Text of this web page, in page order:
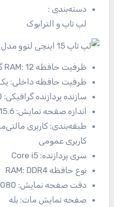
دسته‌بندی:
لپ تاپ و الترابوک
ظرفیت حافظه RAM: 12 گیگابایت
ظرفیت حافظه داخلی:
سازنده پردازنده گرافیکی:
اندازه صفحه نمایش: 15.6
طبقه‌بندی: کاربری
کاربری عمومی
سری پردازنده: Core i5
نوع حافظه RAM: DDR4
دقت صفحه نمایش:
صفحه نمایش مات: بله